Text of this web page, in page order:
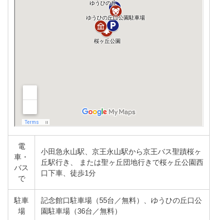
電
車・
バス
で
小田急永山駅、京王永山駅から京王バス聖蹟桜ヶ
丘駅行き、 または聖ヶ丘団地行きで桜ヶ丘公園西
口下車、徒歩1分
駐車
場
記念館口駐車場（55台／無料）、ゆうひの丘口公
園駐車場（36台／無料）